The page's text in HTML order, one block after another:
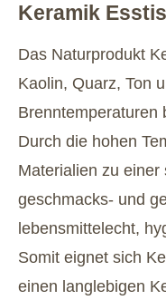
Keramik
Das Naturprodukt
Kaolin, Quarz, Ton
Brenntemperaturen
Durch die hohen
Materialien zu
geschmacks- und
lebensmittelecht,
Somit eignet sich
einen langlebigen